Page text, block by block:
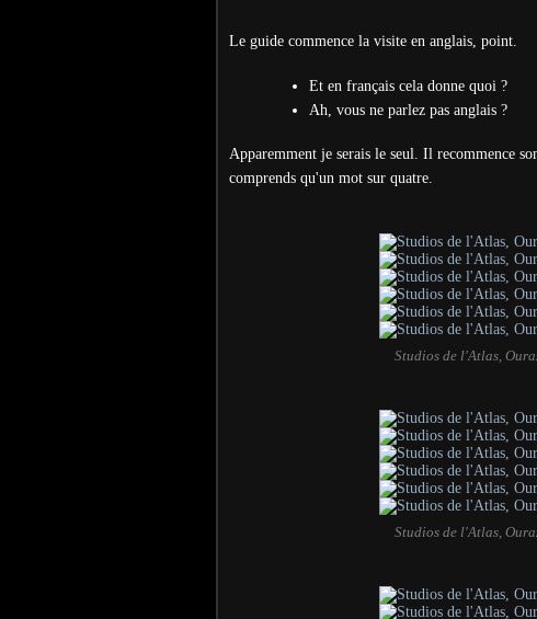
Le guide commence la visite en anglais, point.
Et en français cela donne quoi ?
Ah, vous ne parlez pas anglais ?
Apparemment je serais le seul. Il recommence
comprends qu'un mot sur quatre.
Studios de l'Atlas,
Studios de l'Atlas,